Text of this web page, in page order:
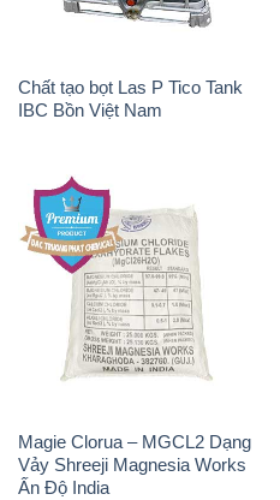
Chất tạo bọt Las P Tico Tank
IBC Bồn Việt Nam
Magie Clorua – MGCL2 Dạng
Vảy Shreeji Magnesia Works
Ấn Độ India